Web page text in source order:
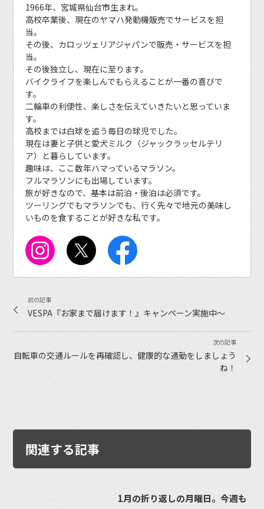
1966年、宮城県仙台市生まれ。
高校卒業後、現在のヤマハ発動機販売でサービスを担
当。
その後、カロッツェリアジャパンで販売・サービスを担
当。
その後独立し、現在に至ります。
バイクライフを楽しんでもらえることが一番の喜びで
す。
二輪車の利便性、楽しさを伝えていきたいと思っていま
す。
高校までは白球を追う毎日の球児でした。
現在は妻と子供と愛犬ミルク（ジャックラッセルテリ
ア）と暮らしています。
趣味は、ここ数年ハマっているマラソン。
フルマラソンにも出場しています。
旅が好きなので、基本は前泊・後泊は必須です。
ツーリングでもマラソンでも、行く先々で地元の美味し
いものを食することが好きな私です。
VESPA『お家まで届けます！』キャンペーン実施中〜
自転車の交通ルールを再確認し、健康的な通勤をしましょう
ね！
関連する記事
1月の折り返しの月曜日。今週も